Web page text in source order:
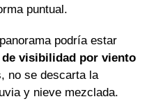
puntual.
podría estar
visibilidad por viento
no se descarta la
y nieve mezclada.